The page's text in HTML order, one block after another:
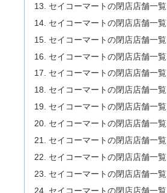
セイコーマートの閉店店舗一覧
セイコーマートの閉店店舗一覧
セイコーマートの閉店店舗一覧
セイコーマートの閉店店舗一覧
セイコーマートの閉店店舗一覧
セイコーマートの閉店店舗一覧
セイコーマートの閉店店舗一覧
セイコーマートの閉店店舗一覧
セイコーマートの閉店店舗一覧
セイコーマートの閉店店舗一覧
セイコーマートの閉店店舗一覧
セイコーマートの閉店店舗一覧